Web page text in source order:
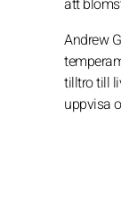
Andrew
tilltro till
uppvisa